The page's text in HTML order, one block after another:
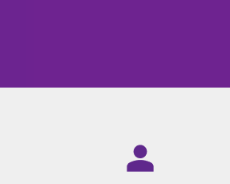
agência de marketing digital: mais